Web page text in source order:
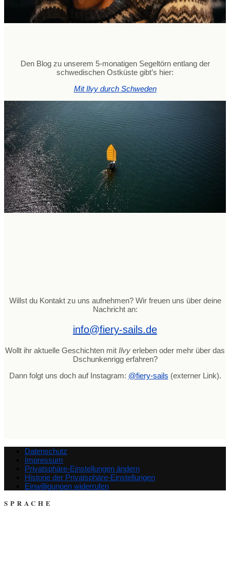
Den Blog zu unserem 5-monatigen Segeltörn entlang der
schwedischen Ostküste gibt’s hier:
Mit Ilvy durch Schweden
Willst du Kontakt zu uns aufnehmen? Wir freuen uns über deine
Nachricht an:
info@fiery-sails.de
Wollt ihr aktuelle Geschichten mit Ilvy erleben oder mehr über das
Dschunkenrigg erfahren?
Dann folgt uns doch auf Instagram: @fiery-sails (externer Link).
Datenschutz
Impressum
Privatsphäre-Einstellungen ändern
Historie der Privatsphäre-Einstellungen
Einwilligungen widerrufen
SPRACHE